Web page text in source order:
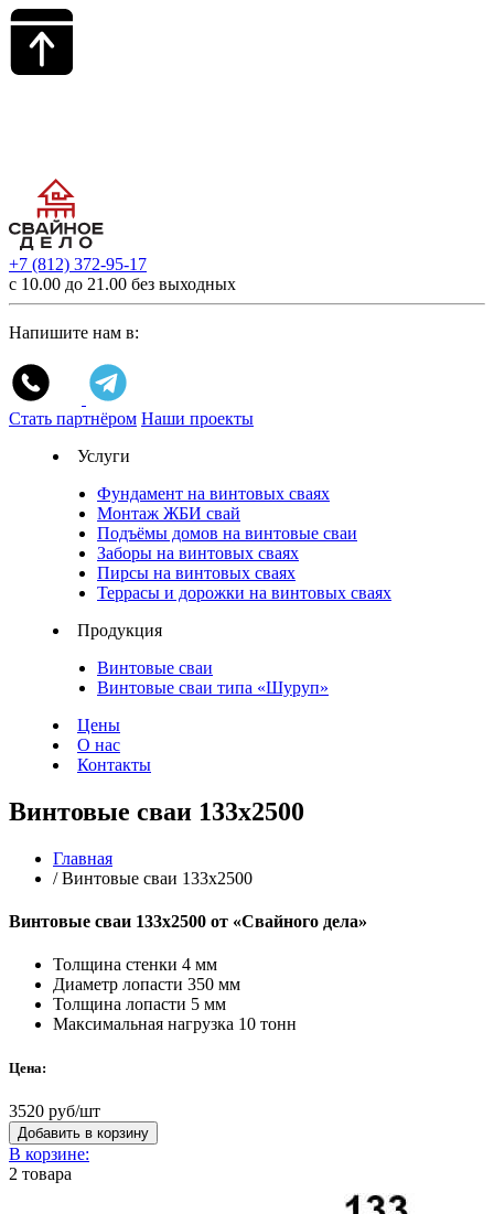
+7 (812) 372-95-17
с 10.00 до 21.00 без выходных
Напишите нам в:
Стать партнёром Наши проекты
Услуги
Фундамент на винтовых сваях
Монтаж ЖБИ свай
Подъёмы домов на винтовые сваи
Заборы на винтовых сваях
Пирсы на винтовых сваях
Террасы и дорожки на винтовых сваях
Продукция
Винтовые сваи
Винтовые сваи типа «Шуруп»
Цены
О нас
Контакты
Винтовые сваи 133x2500
Главная
/ Винтовые сваи 133x2500
Винтовые сваи 133x2500 от «Свайного дела»
Толщина стенки 4 мм
Диаметр лопасти 350 мм
Толщина лопасти 5 мм
Максимальная нагрузка 10 тонн
Цена:
3520 руб/шт
Добавить в корзину
В корзине:
2 товара